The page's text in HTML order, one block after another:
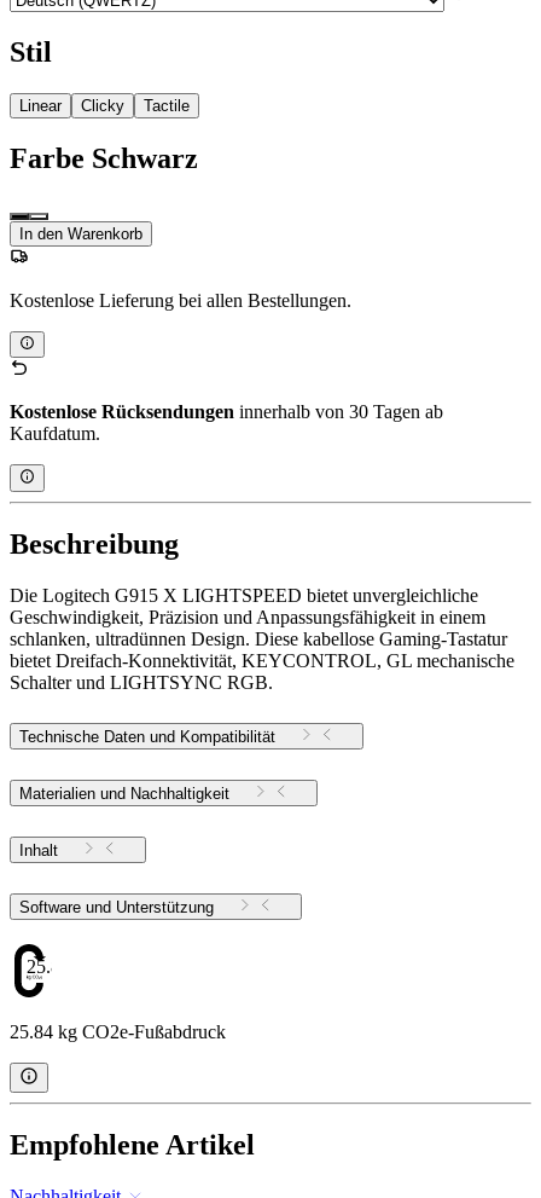
Stil
Linear Clicky Tactile
Farbe Schwarz
In den Warenkorb
Kostenlose Lieferung bei allen Bestellungen.
Kostenlose Rücksendungen innerhalb von 30 Tagen ab
Kaufdatum.
Beschreibung
Die Logitech G915 X LIGHTSPEED bietet unvergleichliche
Geschwindigkeit, Präzision und Anpassungsfähigkeit in einem
schlanken, ultradünnen Design. Diese kabellose Gaming-Tastatur
bietet Dreifach-Konnektivität, KEYCONTROL, GL mechanische
Schalter und LIGHTSYNC RGB.
Technische Daten und Kompatibilität
Materialien und Nachhaltigkeit
Inhalt
Software und Unterstützung
25.84
25.84 kg CO2e-Fußabdruck
Empfohlene Artikel